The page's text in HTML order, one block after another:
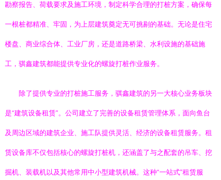
勘察报告、荷载要求及施工环境，制定科学合理的打桩方案，确保每
一根桩都精准、牢固，为上层建筑奠定无可挑剔的基础。无论是住宅
楼盘、商业综合体、工业厂房，还是道路桥梁、水利设施的基础施
工，骐鑫建筑都能提供专业化的螺旋打桩作业服务。
除了提供专业的打桩施工服务，骐鑫建筑的另一大核心业务板块
是“建筑设备租赁”。公司建立了完善的设备租赁管理体系，面向鱼台
及周边区域的建筑企业、施工队提供灵活、经济的设备租赁服务。租
赁设备库不仅包括核心的螺旋打桩机，还涵盖了与之配套的吊车、挖
掘机、装载机以及其他常用中小型建筑机械。这种“一站式”租赁服